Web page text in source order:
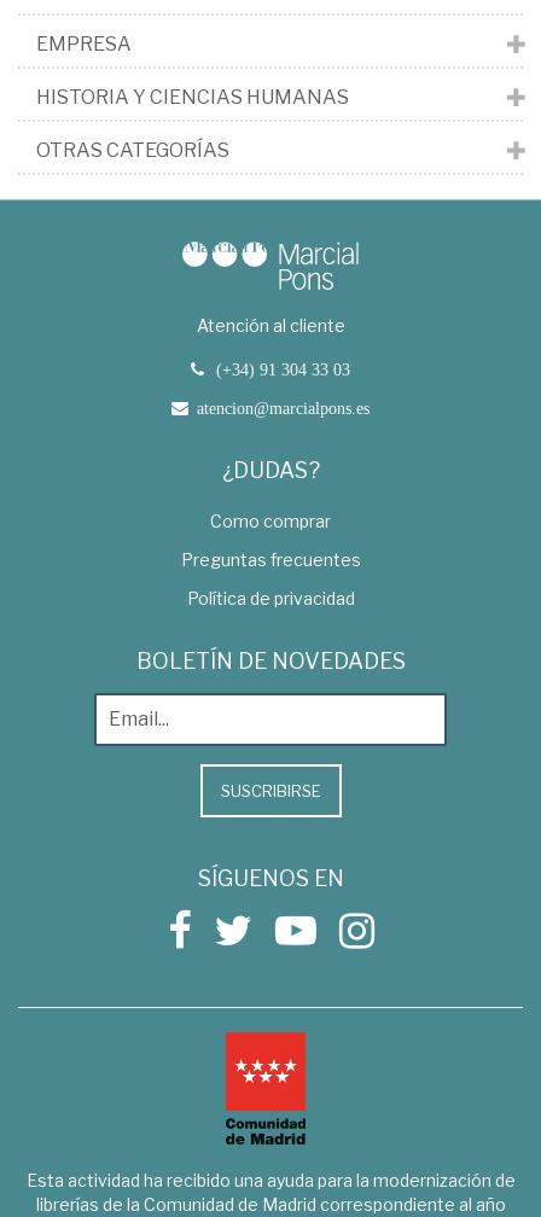
EMPRESA
HISTORIA Y CIENCIAS HUMANAS
OTRAS CATEGORÍAS
Atención al cliente
(+34) 91 304 33 03
atencion@marcialpons.es
¿DUDAS?
Como comprar
Preguntas frecuentes
Política de privacidad
BOLETÍN DE NOVEDADES
SUSCRIBIRSE
SÍGUENOS EN
Esta actividad ha recibido una ayuda para la modernización de
librerías de la Comunidad de Madrid correspondiente al año